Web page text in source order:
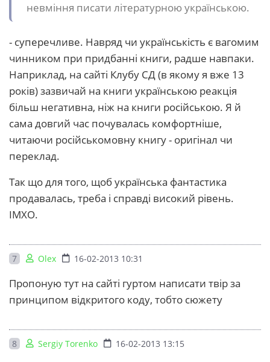
невміння писати літературною українською.
- суперечливе. Навряд чи українськість є вагомим
чинником при придбанні книги, радше навпаки.
Наприклад, на сайті Клубу СД (в якому я вже 13
років) зазвичай на книги українською реакція
більш негативна, ніж на книги російською. Я й
сама довгий час почувалась комфортніше,
читаючи російськомовну книгу - оригінал чи
переклад.
Так що для того, щоб українська фантастика
продавалась, треба і справді високий рівень.
ІМХО.
7 Olex 16-02-2013 10:31
Пропоную тут на сайті гуртом написати твір за
принципом відкритого коду, тобто сюжету
8 Sergiy Torenko 16-02-2013 13:15